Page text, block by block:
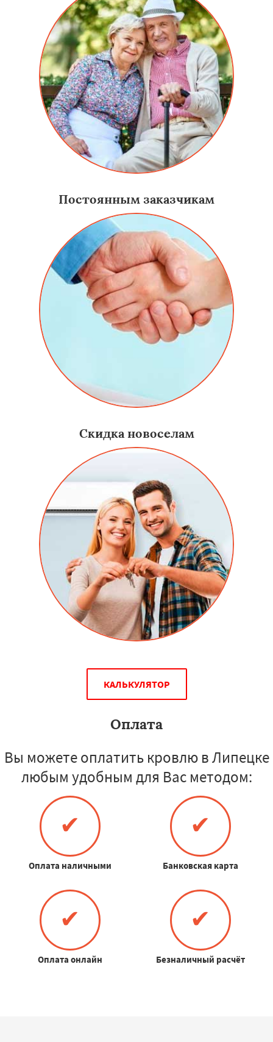
Постоянным заказчикам
Скидка новоселам
КАЛЬКУЛЯТОР
Оплата
Вы можете оплатить кровлю в Липецке
любым удобным для Вас методом:
✔
Оплата наличными
✔
Банковская карта
✔
Оплата онлайн
✔
Безналичный расчёт